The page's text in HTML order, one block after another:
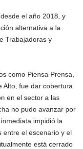
el año 2018, y
alternativa a la
Trabajadoras y
como Piensa Prensa,
Alto, fue dar cobertura
en el sector a las
no pudo avanzar por
impidió la
entre el escenario y el
está cerrado